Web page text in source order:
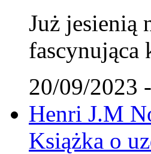
Już jesienią
fascynująca
20/09/2023
Henri J.M
Książka o